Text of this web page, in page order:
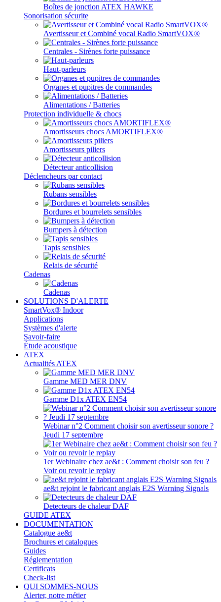
Boîtes de jonction ATEX HAWKE
Sonorisation sécurite
Avertisseur et Combiné vocal Radio SmartVOX®
Centrales - Sirènes forte puissance
Haut-parleurs
Organes et pupitres de commandes
Alimentations / Batteries
Protection individuelle & chocs
Amortisseurs chocs AMORTIFLEX®
Amortisseurs piliers
Détecteur anticollision
Déclencheurs par contact
Rubans sensibles
Bordures et bourrelets sensibles
Bumpers à détection
Tapis sensibles
Relais de sécurité
Cadenas
Cadenas
SOLUTIONS D'ALERTE
SmartVox® Indoor
Applications
Systèmes d'alerte
Savoir-faire
Étude acoustique
ATEX
Actualités ATEX
Gamme MED MER DNV
Gamme D1x ATEX EN54
Webinar n°2 Comment choisir son avertisseur sonore ?
Jeudi 17 septembre
1er Webinaire chez ae&t : Comment choisir son feu ?
Voir ou revoir le replay
ae&t rejoint le fabricant anglais E2S Warning Signals
Detecteurs de chaleur DAF
GUIDE ATEX
DOCUMENTATION
Catalogue ae&t
Brochures et catalogues
Guides
Réglementation
Certificats
Check-list
QUI SOMMES-NOUS
Alerter, notre métier